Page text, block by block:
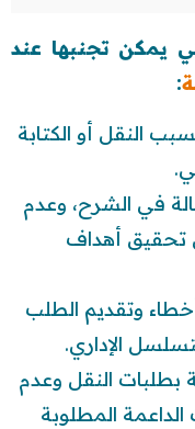
يمكن تجنبها عند
:
النقل أو الكتابة
في الشرح، وعدم
تحقيق أهداف
وتقديم الطلب
الإداري.
بطلبات النقل وعدم
المطلوبة